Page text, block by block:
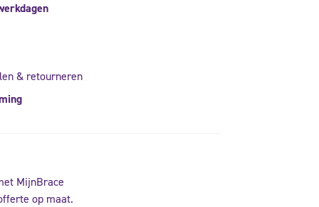
& retourneren
MijnBrace
op maat.